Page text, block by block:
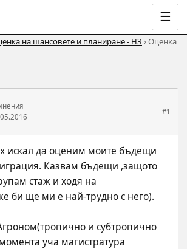
☰
на шансовете и планиране - НЗ › Оценка
#1
искал да оценим моите бъдещи
Казвам бъдещи ,защото
стаж и ходя на
би ще ми е най-трудно с него).
и субтропично
уча магистратура